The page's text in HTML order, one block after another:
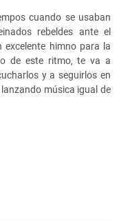
cuando se usaban
rebeldes ante el
excelente himno para la
de este ritmo, te va a
y a seguirlos en
música igual de